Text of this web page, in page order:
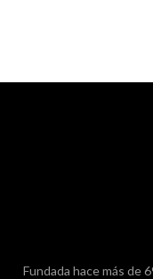
Fundada hace más de